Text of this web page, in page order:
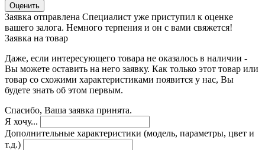
Оценить
Заявка отправлена Специалист уже приступил к оценке
вашего залога. Немного терпения и он с вами свяжется!
Заявка на товар
Даже, если интересующего товара не оказалось в наличии -
Вы можете оставить на него заявку. Как только этот товар или
товар со схожими характеристиками появится у нас, Вы
будете знать об этом первым.
Спасибо, Ваша заявка принята.
Я хочу...
Дополнительные характеристики (модель, параметры, цвет и
т.д.)